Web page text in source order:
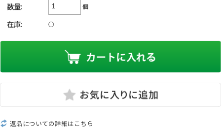
数量: 個
在庫: ○
返品についての詳細はこちら